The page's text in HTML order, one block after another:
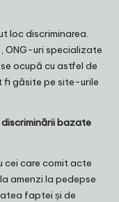
loc discriminarea.
ONG-uri specializate
ocupă cu astfel de
fi găsite pe site-urile
discriminării bazate
cei care comit acte
amenzi la pedepse
faptei și de